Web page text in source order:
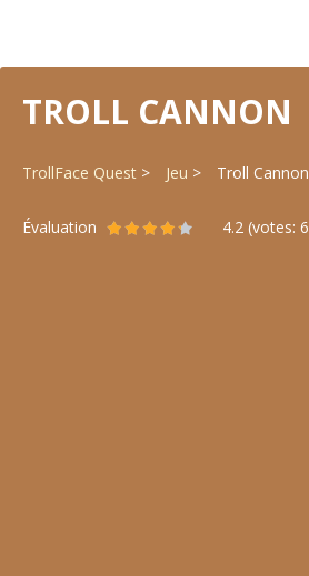
TROLL CANNON
TrollFace Quest Jeu Troll Cannon
Évaluation 4.2 (votes: 6